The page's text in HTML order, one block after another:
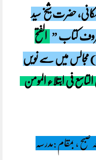
حضرت شیخ سید
معروف کتاب ” الفتح
‘‘باسٹھ (62 ) مجالس میں سے نویں
التاسع فی ابتلاء المومن
545 بروز جمعہ صبح ، بمقام :مدرسہ